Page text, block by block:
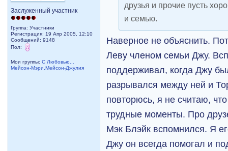
Заслуженный участник
Группа: Участники
Регистрация: 19 Апр 2005, 12:10
Сообщений: 9148
Пол:
Мои группы:С Любовью...
Мейсон-Мэри,Мейсон-Джулия
друзья и прочие пусть
и семью.
Наверное не объяснить.
Леву членом семьи Джу.
поддерживал, когда Джу
разрывался между ней и
повторюсь, я не считаю,
трудные моменты. Про
Мэк Блэйк вспомнился. Я
Джу он всегда помогал и